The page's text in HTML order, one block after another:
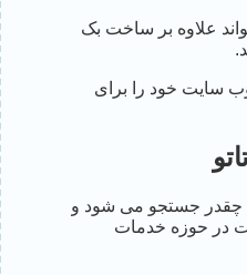
علاوه بر ساخت بک
سایت خود را برای
چقدر جستجو می شود و
در حوزه خدمات